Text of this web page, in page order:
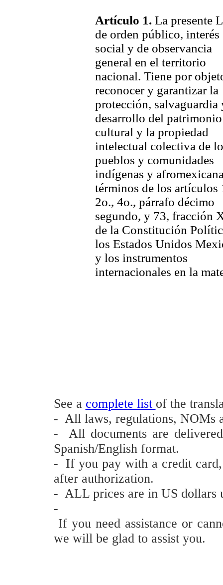
Artículo 1.La presente
de orden público, interés
social y de observancia
general en el territorio
nacional. Tiene por
reconocer y garantizar la
protección, salvaguardia
desarrollo del patrimonio
cultural y la propiedad
intelectual colectiva de
pueblos y comunidades
indígenas y
términos de los artículos
2o., 4o., párrafo décimo
segundo, y 73, fracción
de la Constitución
los Estados Unidos
y los instrumentos
internacionales en la
See a complete list of the
- All laws, regulations, NOMs
- All documents are
Spanish/English format.
- If you pay with a credit
after authorization.
- ALL prices are in US dollars
-
If you need assistance or
we will be glad to assist you.